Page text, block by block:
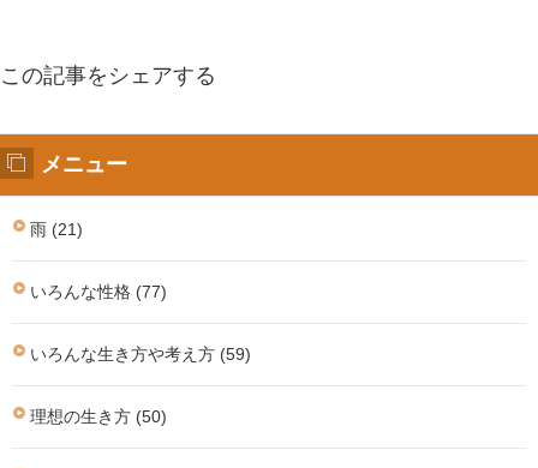
この記事をシェアする
メニュー
雨 (21)
いろんな性格 (77)
いろんな生き方や考え方 (59)
理想の生き方 (50)